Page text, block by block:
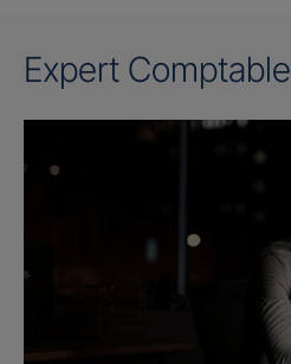
Expert Comptable